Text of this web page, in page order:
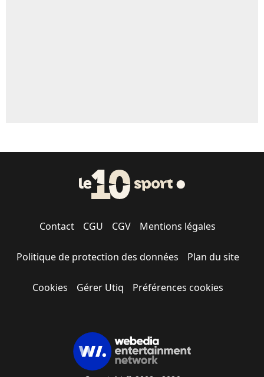
Contact CGU CGV Mentions légales
Politique de protection des données Plan du site
Cookies Gérer Utiq Préférences cookies